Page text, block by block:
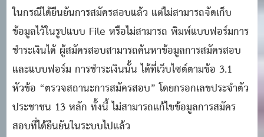
ในกรณีได้ยืนยันการสมัครสอบแล้ว แต่ไม่สามารถจัดเก็บ
ข้อมูลไว้ในรูปแบบ File หรือไม่สามารถ พิมพ์แบบฟอร์มการ
ชําระเงินได้ ผู้สมัครสอบสามารถค้นหาข้อมูลการสมัครสอบ
และแบบฟอร์ม การชําระเงินนั้น ได้ที่เว็บไซต์ตามข้อ 3.1
หัวข้อ “ตรวจสถานะการสมัครสอบ” โดยกรอกเลขประจําตัว
ประชาชน 13 หลัก ทั้งนี้ ไม่สามารถแก้ไขข้อมูลการสมัคร
สอบที่ได้ยืนยันในระบบไปแล้ว